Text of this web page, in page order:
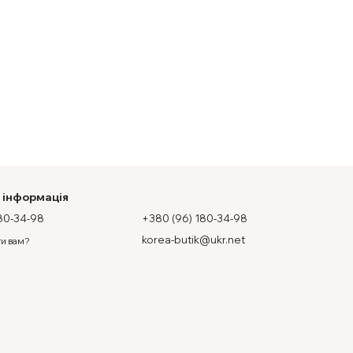
34-98
вам?
+380 (96) 180-34-98
korea-butik@ukr.net